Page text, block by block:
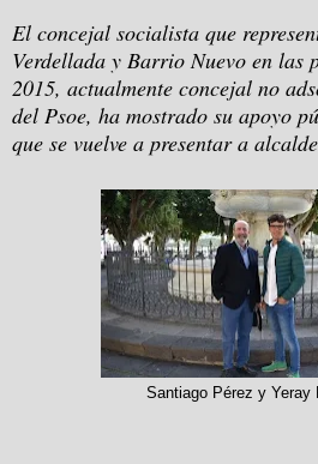
El concejal socialista que
Verdellada y Barrio Nuevo en las
2015, actualmente concejal no
del Psoe, ha mostrado su apoyo
que se vuelve a presentar a
Santiago Pérez y Yeray